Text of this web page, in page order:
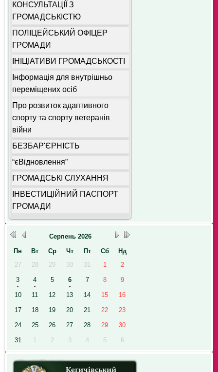
КОНСУЛЬТАЦІЇ З
ГРОМАДСЬКІСТЮ
ПОЛІЦЕЙСЬКИЙ ОФІЦЕР
ГРОМАДИ
ІНІЦІАТИВИ ГРОМАДСЬКОСТІ
Інформація для внутрішньо
переміщених осіб
Про розвиток адаптивного
спорту та спорту ветеранів
війни
БЕЗБАР'ЄРНІСТЬ
“єВідновлення”
ГРОМАДСЬКІ СЛУХАННЯ
ІНВЕСТИЦІЙНИЙ ПАСПОРТ
ГРОМАДИ
Серпень 2026
Пн
Вт Ср Чт Пт Сб
Нд
27
28 29 30 31 1 2
3 4 5 6 7 8 9
10 11 12 13 14 15 16
17 18 19 20 21 22 23
24 25 26 27 28 29 30
31 1 2 3 4 5 6